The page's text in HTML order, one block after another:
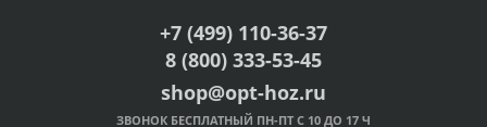
+7 (499) 110-36-37
8 (800) 333-53-45
shop@opt-hoz.ru
ЗВОНОК БЕСПЛАТНЫЙ ПН-ПТ С 10 ДО 17 Ч